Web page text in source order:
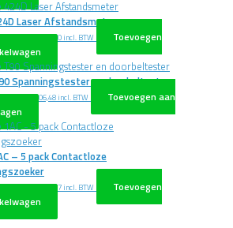
Laser Afstandsmeter
excl. BTW€726,00 incl. BTW
Toevoegen
Spanningstester en doorbeltester
BTW€106,48 incl. BTW
Toevoegen aan
– 5 pack Contactloze
excl. BTW€214,17 incl. BTW
Toevoegen